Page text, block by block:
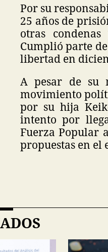
Por su
25 años de
otras
Cumplió parte
libertad en
A pesar de su
movimiento
por su hija
intento por
Fuerza Popular
propuestas en el